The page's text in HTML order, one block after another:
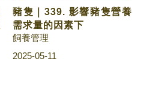
豬隻｜339. 影響豬隻營養
需求量的因素下
飼養管理
2025-05-11